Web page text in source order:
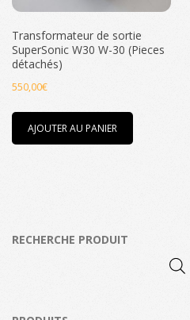
Transformateur de sortie
SuperSonic W30 W-30 (Pieces
détachés)
550,00€
AJOUTER AU PANIER
RECHERCHE PRODUIT